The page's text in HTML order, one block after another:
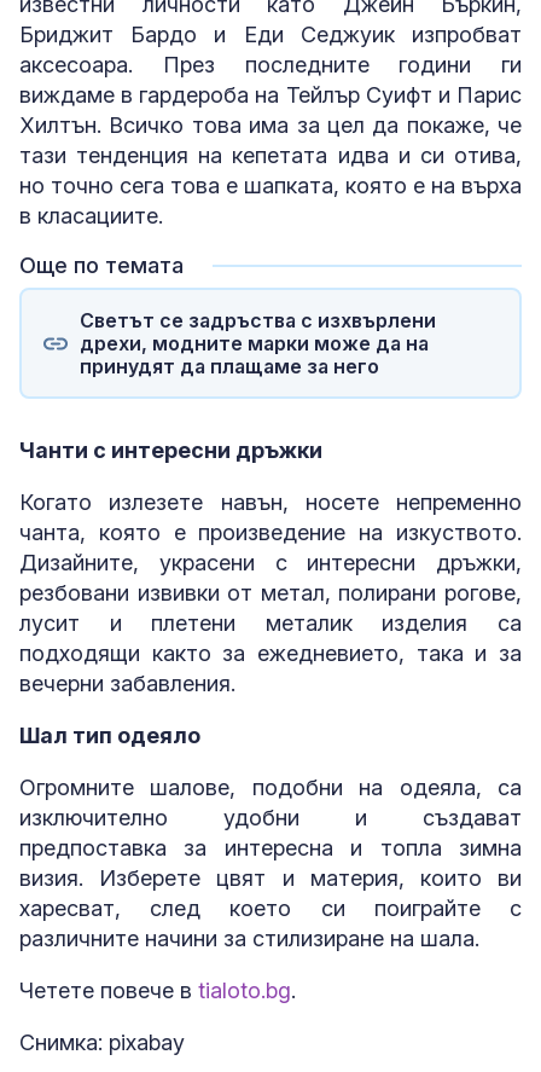
Бриджит Бардо и Еди Седжуик изпробват
аксесоара. През последните години ги
виждаме в гардероба на Тейлър Суифт и Парис
Хилтън. Всичко това има за цел да покаже, че
тази тенденция на кепетата идва и си отива,
но точно сега това е шапката, която е на върха
в класациите.
Още по темата
Светът се задръства с изхвърлени
дрехи, модните марки може да на
принудят да плащаме за него
Чанти с интересни дръжки
Когато излезете навън, носете непременно
чанта, която е произведение на изкуството.
Дизайните, украсени с интересни дръжки,
резбовани извивки от метал, полирани рогове,
лусит и плетени металик изделия са
подходящи както за ежедневието, така и за
вечерни забавления.
Шал тип одеяло
Огромните шалове, подобни на одеяла, са
изключително удобни и създават
предпоставка за интересна и топла зимна
визия. Изберете цвят и материя, които ви
харесват, след което си поиграйте с
различните начини за стилизиране на шала.
Четете повече в tialoto.bg.
Снимка: pixabay